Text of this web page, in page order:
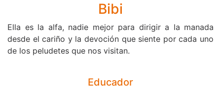
Bibi
Ella es la alfa, nadie mejor para dirigir a la manada
desde el cariño y la devoción que siente por cada uno
de los peludetes que nos visitan.
Educador